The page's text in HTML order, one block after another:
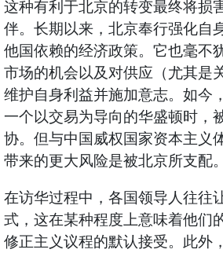
这种有利于北京的转变最终将损
伴。长期以来，北京奉行强化自
他国依赖的经济政策。它也毫不
市场的机会以及对供应（尤其是
维护自身利益并施加意志。如今
一个以交易为导向的华盛顿时，
协。但与中国威权国家资本主义
带来的更大风险是被北京所支配。
在访华过程中，各国领导人往往
式，这在某种程度上意味着他们
修正主义议程的默认接受。此外